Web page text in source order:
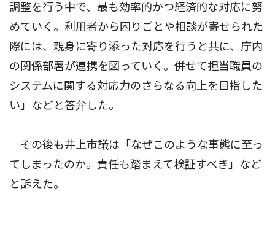
調整を行う中で、最も効率的かつ経済的な対応に努
めていく。利用者から困りごとや相談が寄せられた
際には、親身に寄り添った対応を行うと共に、庁内
の関係部署が連携を図っていく。併せて担当職員の
システムに関する対応力のさらなる向上を目指した
い」などと答弁した。
その後も井上市議は「なぜこのような事態に至っ
てしまったのか。責任も踏まえて検証すべき」など
と訴えた。